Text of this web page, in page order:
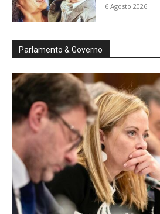
6 Agosto 2026
Parlamento & Governo